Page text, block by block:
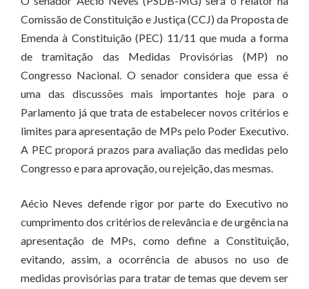
Comissão de Constituição e Justiça (CCJ) da Proposta de
Emenda à Constituição (PEC) 11/11 que muda a forma
de tramitação das Medidas Provisórias (MP) no
Congresso Nacional. O senador considera que essa é
uma das discussões mais importantes hoje para o
Parlamento já que trata de estabelecer novos critérios e
limites para apresentação de MPs pelo Poder Executivo.
A PEC proporá prazos para avaliação das medidas pelo
Congresso e para aprovação, ou rejeição, das mesmas.
Aécio Neves defende rigor por parte do Executivo no
cumprimento dos critérios de relevância e de urgência na
apresentação de MPs, como define a Constituição,
evitando, assim, a ocorrência de abusos no uso de
medidas provisórias para tratar de temas que devem ser